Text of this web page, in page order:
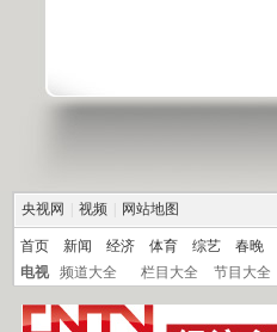
央视网 视频 网站地图
首页 新闻 经济 体育 综艺 春晚
电视
频道大全 栏目大全 节目大全